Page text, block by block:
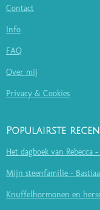
Contact
Info
FAQ
Over mij
Privacy & Cookies
Populairste
Het dagboek van Rebecca
Mijn steenfamilie -
Knuffelhormonen en